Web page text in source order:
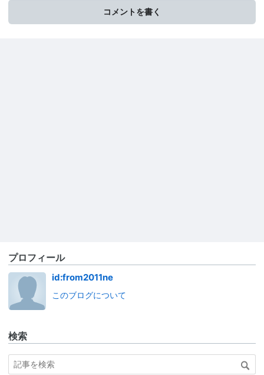
コメントを書く
プロフィール
id:from2011ne
このブログについて
検索